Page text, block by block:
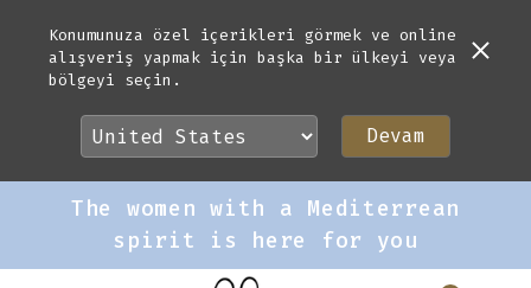
Konumunuza özel içerikleri görmek ve online
alışveriş yapmak için başka bir ülkeyi veya
bölgeyi seçin.
Devam
The women with a Mediterrean
spirit is here for you